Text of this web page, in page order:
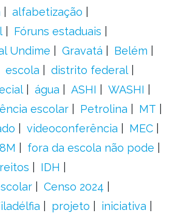
alfabetização
Fóruns estaduais
Undime
Gravatá
Belém
escola
distrito federal
água ASHI
WASHI
escolar Petrolina
MT
videoconferência
MEC
fora da escola não pode
IDH
Censo 2024
projeto
iniciativa